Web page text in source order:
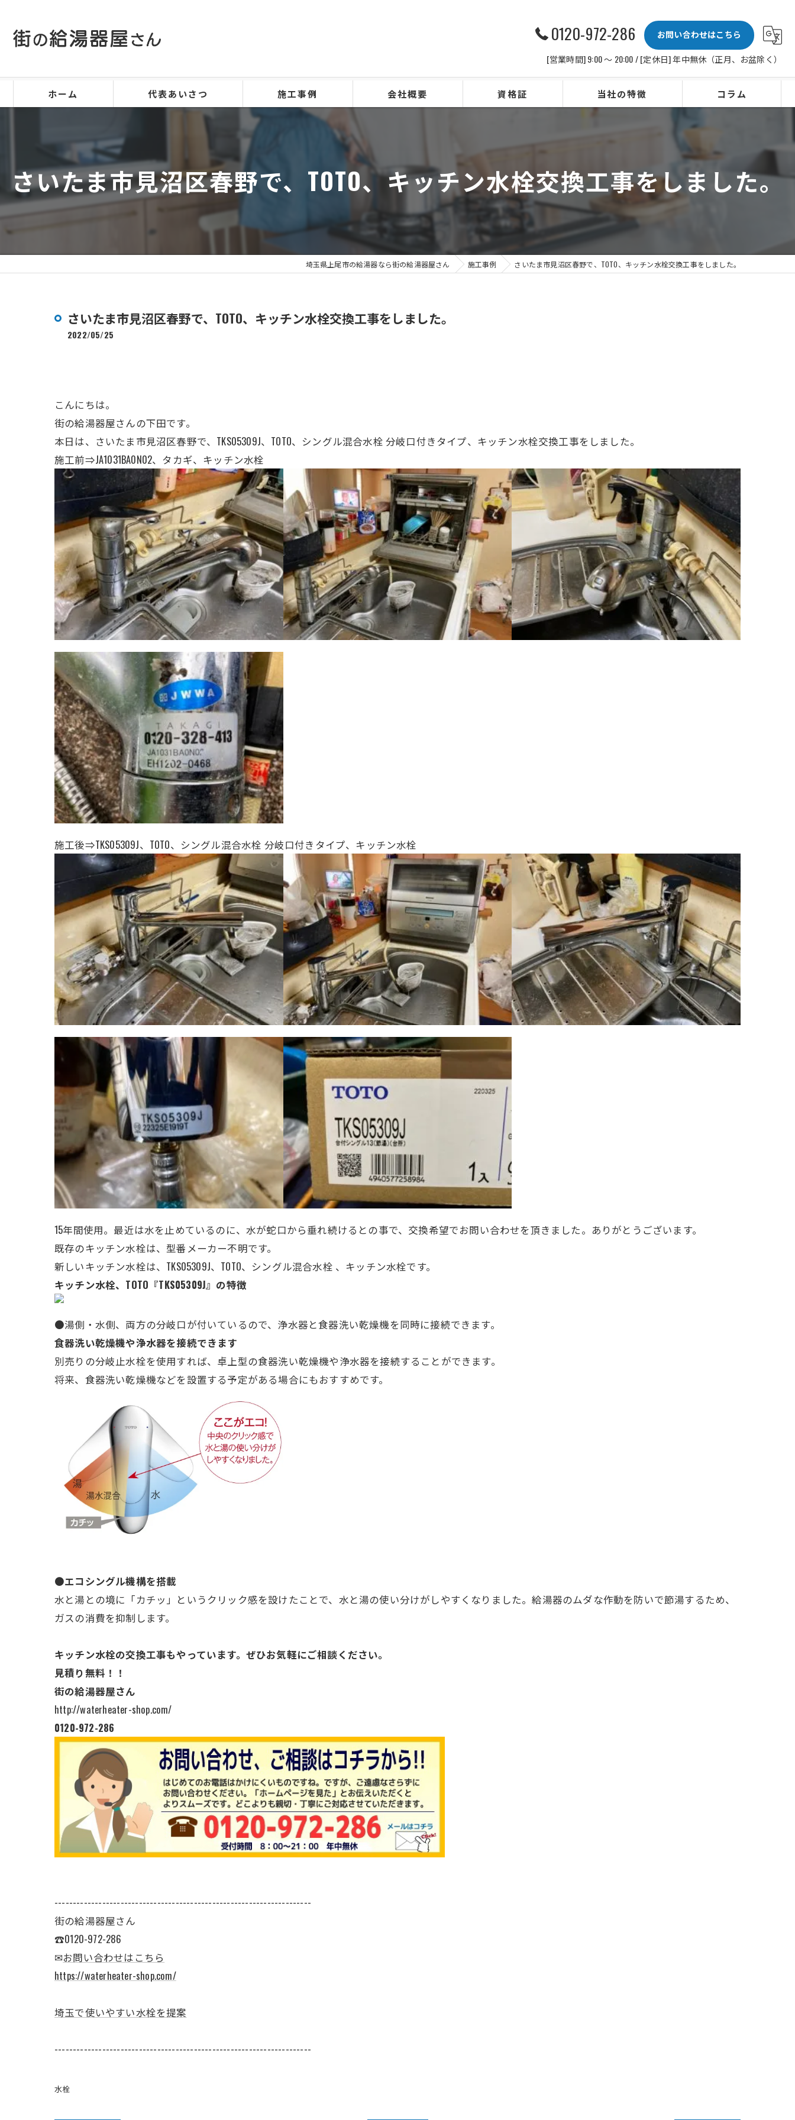
0120-972-286
お問い合わせはこちら
[営業時間] 9:00 〜 20:00 / [定休日] 年中無休（正月、お盆除く）
ホーム 代表あいさつ 施工事例 会社概要 資格証 当社の特徴
水栓
IHクッキングヒーター
ビルトイン食洗機
浴室換気扇
コラム
さいたま市見沼区春野で、TOTO、キッチン水栓交換工事をしました。
埼玉県上尾市の給湯器なら街の給湯器屋さん 施工事例 さいたま市見沼区春野で、TOTO、キッチン水栓交換工事をしました。
さいたま市見沼区春野で、TOTO、キッチン水栓交換工事をしました。
2022/05/25
こんにちは。
街の給湯器屋さんの下田です。
本日は、さいたま市見沼区春野で、TKS05309J、TOTO、 シングル混合水栓 分岐口付きタイプ、キッチン水栓交換工事をしました。
施工前⇒JA1031BA0N02、タカギ、キッチン水栓
施工後⇒TKS05309J、TOTO、 シングル混合水栓 分岐口付きタイプ、キッチン水栓
15年間使用。最近は水を止めているのに、水が蛇口から垂れ続けるとの事で、交換希望でお問い合わせを頂きました。ありがとうございます。
既存のキッチン水栓は、型番メーカー不明です。
新しいキッチン水栓は、TKS05309J、TOTO、 シングル混合水栓 、キッチン水栓です。
キッチン水栓、TOTO『TKS05309J』の特徴
●湯側・水側、両方の分岐口が付いているので、浄水器と食器洗い乾燥機を同時に接続できます。
食器洗い乾燥機や浄水器を接続できます
別売りの分岐止水栓を使用すれば、卓上型の食器洗い乾燥機や浄水器を接続することができます。
将来、食器洗い乾燥機などを設置する予定がある場合にもおすすめです。
●エコシングル機構を搭載
水と湯との境に「カチッ」というクリック感を設けたことで、水と湯の使い分けがしやすくなりました。給湯器のムダな作動を防いで節湯するため、
ガスの消費を抑制します。
キッチン水栓の交換工事もやっています。ぜひお気軽にご相談ください。
見積り無料！！
街の給湯器屋さん
http://waterheater-shop.com/
0120-972-286
----------------------------------------------------------------------
街の給湯器屋さん
☎0120-972-286
✉お問い合わせはこちら
https://waterheater-shop.com/
埼玉で使いやすい水栓を提案
----------------------------------------------------------------------
水栓